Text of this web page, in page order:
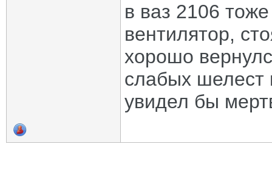
в ваз 2106
вентилятор,
хорошо
слабых шелест
увидел бы